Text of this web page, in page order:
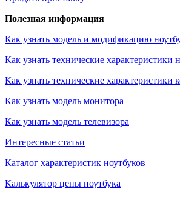
Полезная информация
Как узнать модель и модификацию
Как узнать технические характеристики
Как узнать технические характеристики
Как узнать модель монитора
Как узнать модель телевизора
Интересные статьи
Каталог характеристик ноутбуков
Калькулятор цены ноутбука